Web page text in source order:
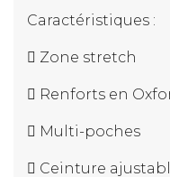
Caractéristiques :
 Zone stretch
 Renforts en
 Multi-poches
 Ceinture